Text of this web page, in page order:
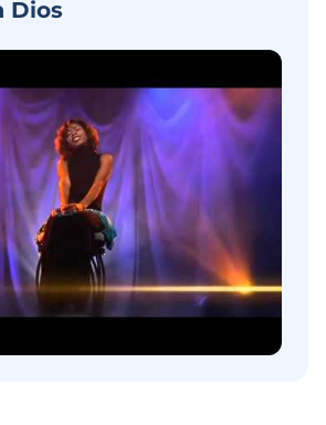
Dios